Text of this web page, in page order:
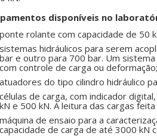
disponíveis no
ponte rolante com capacidade de 50
sistemas hidráulicos para serem
bar e outro para 700 bar. Um
com controle de carga ou deformação;
atuadores do tipo cilindro hidráulico
células de carga, com indicador
kN e 500 kN. A leitura das cargas
máquina de ensaio para a
capacidade de carga de até 3000 kN